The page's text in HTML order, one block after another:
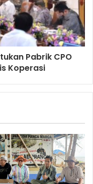
Pabrik CPO
Koperasi